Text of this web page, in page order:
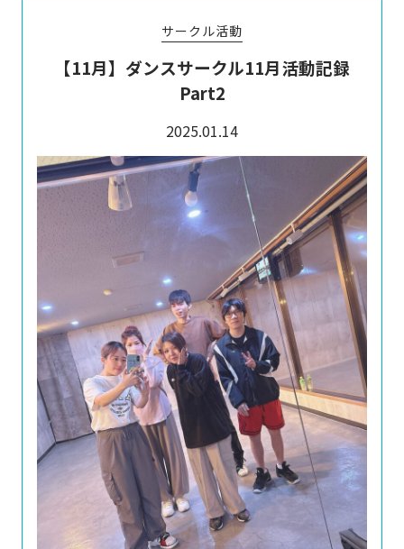
サークル活動
【11月】ダンスサークル11月活動記録
Part2
2025.01.14